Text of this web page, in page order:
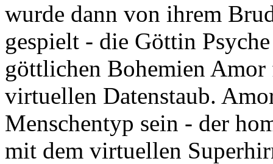
wurde dann von ihrem
gespielt - die Göttin
göttlichen Bohemien
virtuellen Datenstaub.
Menschentyp sein - der
mit dem virtuellen